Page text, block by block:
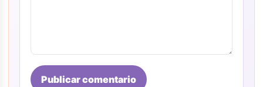
Publicar comentario